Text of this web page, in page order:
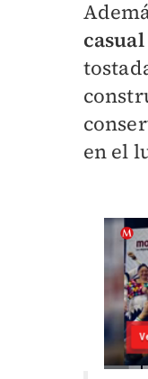
en el